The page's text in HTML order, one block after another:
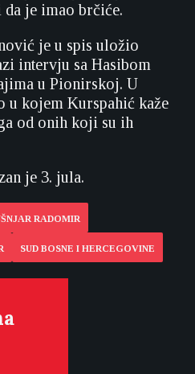
je imao brčiće.
je u spis uložio
intervju sa Hasibom
u Pionirskoj. U
u kojem Kurspahić kaže
od onih koji su ih
je 3. jula.
RADOMIR
SUD BOSNE I HERCEGOVINE